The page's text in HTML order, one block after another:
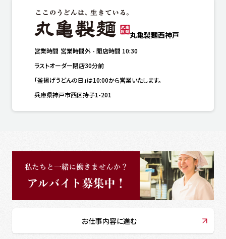
丸亀製麺西神戸
営業時間 営業時間外 - 開店時間 10:30
ラストオーダー閉店30分前
「釜揚げうどんの日」は10:00から営業いたします。
兵庫県神戸市西区持子1-201
お仕事内容に進む